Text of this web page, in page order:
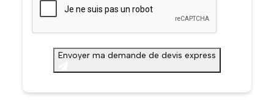
Envoyer ma demande de devis express